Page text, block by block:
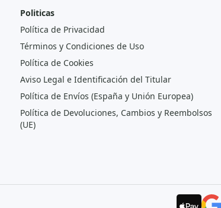
Politicas
Política de Privacidad
Términos y Condiciones de Uso
Política de Cookies
Aviso Legal e Identificación del Titular
Política de Envíos (España y Unión Europea)
Política de Devoluciones, Cambios y Reembolsos
(UE)